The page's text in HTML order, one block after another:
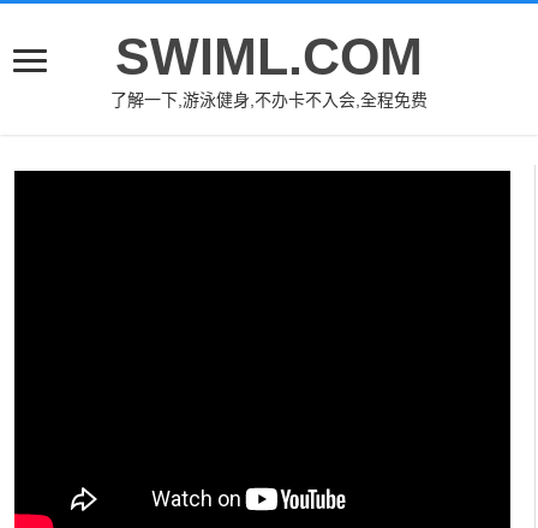
SWIML.COM
了解一下,游泳健身,不办卡不入会,全程免费